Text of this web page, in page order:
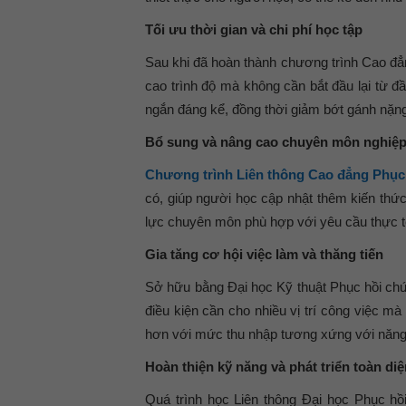
Tối ưu thời gian và chi phí học tập
Sau khi đã hoàn thành chương trình Cao
cao trình độ mà không cần bắt đầu lại từ
ngắn đáng kể, đồng thời giảm bớt gánh
Bổ sung và nâng cao chuyên môn
Chương trình Liên thông Cao đẳng
có, giúp người học cập nhật thêm kiến
lực chuyên môn phù hợp với yêu cầu thực
Gia tăng cơ hội việc làm và thăng tiến
Sở hữu bằng Đại học Kỹ thuật Phục hồi
điều kiện cần cho nhiều vị trí công việc
hơn với mức thu nhập tương xứng với
Hoàn thiện kỹ năng và phát triển toàn
Quá trình học Liên thông Đại học Phục